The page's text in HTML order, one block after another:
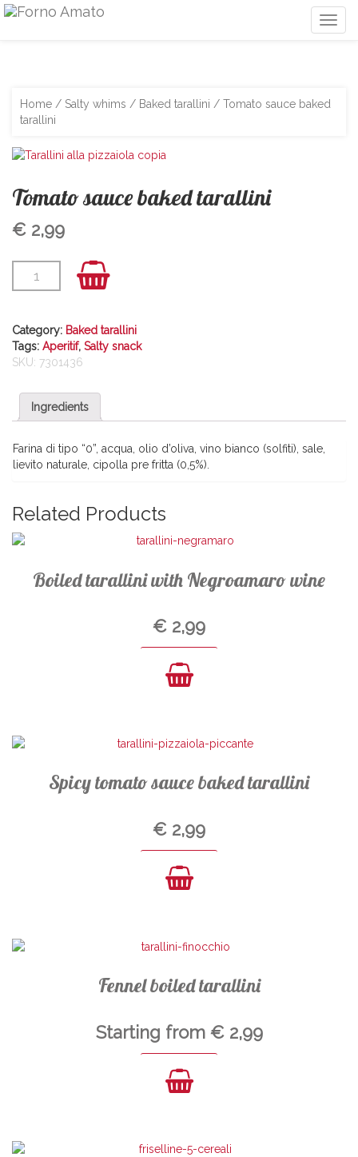
Home / Salty whims / Baked tarallini / Tomato sauce baked
tarallini
Tomato sauce baked tarallini
€ 2,99
Category: Baked tarallini
Tags: Aperitif, Salty snack
SKU: 7301436
Ingredients
Farina di tipo “0”, acqua, olio d’oliva, vino bianco (solfiti), sale,
lievito naturale, cipolla pre fritta (0,5%).
Related Products
Boiled tarallini with Negroamaro wine
€ 2,99
Spicy tomato sauce baked tarallini
€ 2,99
Fennel boiled tarallini
Starting from €2,99